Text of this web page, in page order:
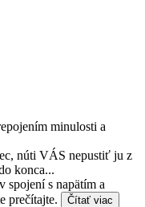
minulosti a
núti VÁS nepustiť ju z
konca...
spojení s napätím a
prečítajte.
Čítať viac